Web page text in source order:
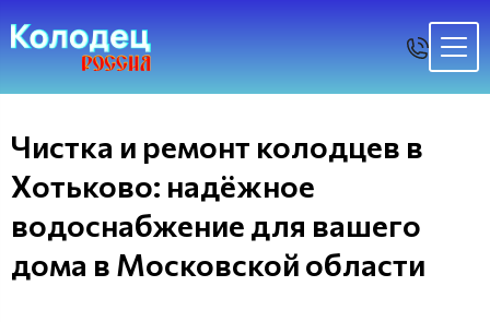
Чистка и ремонт колодцев в
Хотьково: надёжное
водоснабжение для вашего
дома в Московской области